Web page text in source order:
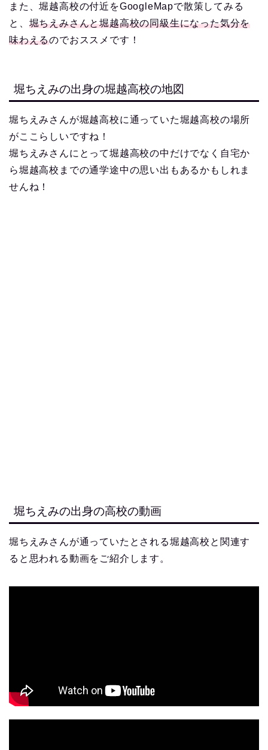
また、堀越高校の付近をGoogleMapで散策してみる
と、 堀ちえみさんと堀越高校の同級生になった気分を
味わえるのでおススメです！
堀ちえみの出身の堀越高校の地図
堀ちえみさんが堀越高校に通っていた堀越高校の場所
がここらしいですね！
堀ちえみさんにとって堀越高校の中だけでなく自宅か
ら堀越高校までの通学途中の思い出もあるかもしれま
せんね！
堀ちえみの出身の高校の動画
堀ちえみさんが通っていたとされる堀越高校と関連す
ると思われる動画をご紹介します。